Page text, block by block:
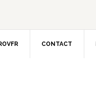
CONTACT